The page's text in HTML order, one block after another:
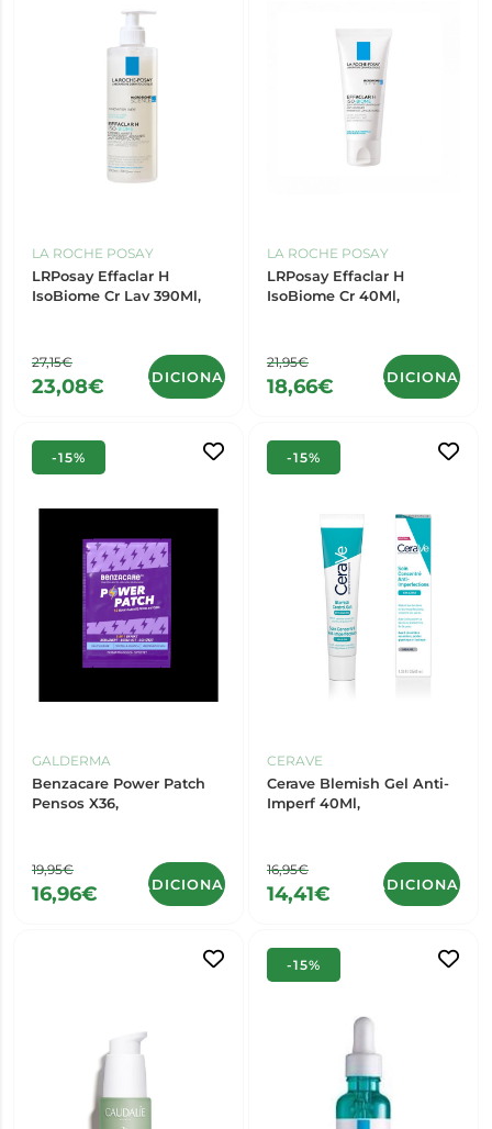
LA ROCHE POSAY
LRPosay Effaclar H
IsoBiome Cr Lav 390Ml,
27,15€
23,08€ ADICIONAR
LA ROCHE POSAY
LRPosay Effaclar H
IsoBiome Cr 40Ml,
21,95€
18,66€ ADICIONAR
-15%
GALDERMA
Benzacare Power Patch
Pensos X36,
19,95€
16,96€ ADICIONAR
-15%
CERAVE
Cerave Blemish Gel Anti-
Imperf 40Ml,
16,95€
14,41€ ADICIONAR
-15%